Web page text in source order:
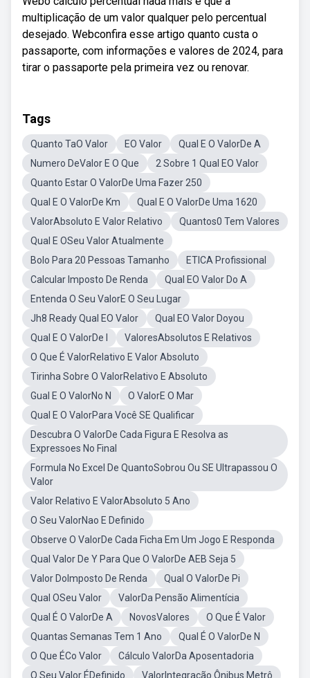
multiplicação de um valor qualquer pelo percentual
desejado. Webconfira esse artigo quanto custa o
passaporte, com informações e valores de 2024, para
tirar o passaporte pela primeira vez ou renovar.
Tags
Quanto TaO Valor EO Valor
Qual E O ValorDe A
Numero DeValor E O Que
2 Sobre 1 Qual EO Valor
Quanto Estar O ValorDe Uma Fazer 250
Qual E O ValorDe Km
Qual E O ValorDe Uma 1620
ValorAbsoluto E Valor Relativo
Quantos0 Tem Valores
Qual E OSeu Valor Atualmente
Bolo Para 20 Pessoas Tamanho
ETICA Profissional
Calcular Imposto De Renda
Qual EO Valor Do A
Entenda O Seu ValorE O Seu Lugar
Jh8 Ready Qual EO Valor
Qual EO Valor Doyou
Qual E O ValorDe I
ValoresAbsolutos E Relativos
O Que É ValorRelativo E Valor Absoluto
Tirinha Sobre O ValorRelativo E Absoluto
Gual E O ValorNo N
O ValorE O Mar
Qual E O ValorPara Você SE Qualificar
Descubra O ValorDe Cada Figura E Resolva as
Expressoes No Final
Formula No Excel De QuantoSobrou Ou SE Ultrapassou O
Valor
Valor Relativo E ValorAbsoluto 5 Ano
O Seu ValorNao E Definido
Observe O ValorDe Cada Ficha Em Um Jogo E Responda
Qual Valor De Y Para Que O ValorDe AEB Seja 5
Valor DoImposto De Renda
Qual O ValorDe Pi
Qual OSeu Valor
ValorDa Pensão Alimentícia
Qual É O ValorDe A
NovosValores
O Que É Valor
Quantas Semanas Tem 1 Ano
Qual É O ValorDe N
O Que ÉCo Valor
Cálculo ValorDa Aposentadoria
O Seu Valor ÉDefinido
ValorIntegração Ônibus Metrô